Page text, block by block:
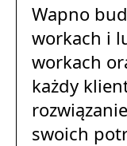
Wapno
workach i
workach
każdy
swoich